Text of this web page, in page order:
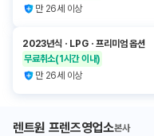
만 26세 이상
2023년식 ㆍ LPGㆍ프리미엄 옵션
무료취소(1시간 이내)
만 26세 이상
렌트원 프렌즈영업소본사